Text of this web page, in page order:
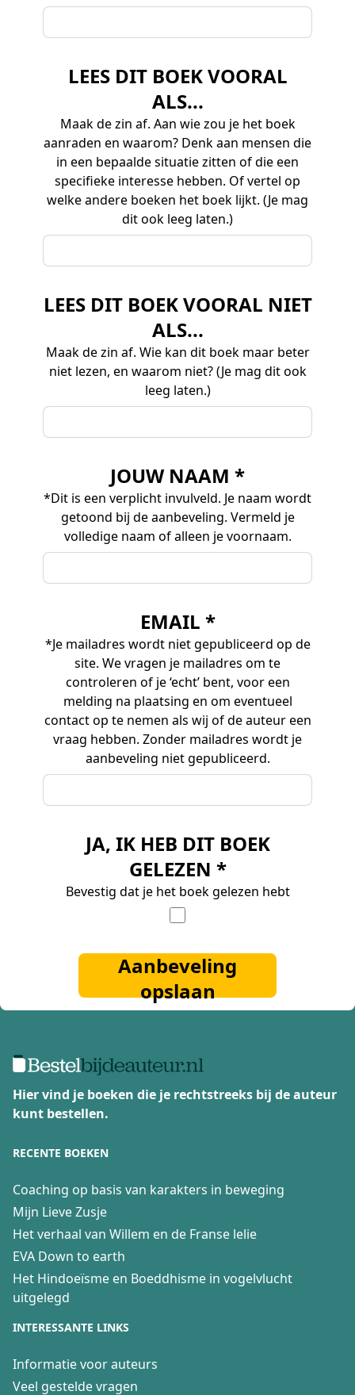
LEES DIT BOEK VOORAL
ALS...
Maak de zin af. Aan wie zou je het boek
aanraden en waarom? Denk aan mensen die
in een bepaalde situatie zitten of die een
specifieke interesse hebben. Of vertel op
welke andere boeken het boek lijkt. (Je mag
dit ook leeg laten.)
LEES DIT BOEK VOORAL NIET
ALS...
Maak de zin af. Wie kan dit boek maar beter
niet lezen, en waarom niet? (Je mag dit ook
leeg laten.)
JOUW NAAM *
*Dit is een verplicht invulveld. Je naam wordt
getoond bij de aanbeveling. Vermeld je
volledige naam of alleen je voornaam.
EMAIL *
*Je mailadres wordt niet gepubliceerd op de
site. We vragen je mailadres om te
controleren of je ‘echt’ bent, voor een
melding na plaatsing en om eventueel
contact op te nemen als wij of de auteur een
vraag hebben. Zonder mailadres wordt je
aanbeveling niet gepubliceerd.
JA, IK HEB DIT BOEK
GELEZEN *
Bevestig dat je het boek gelezen hebt
Aanbeveling
opslaan
Hier vind je boeken die je rechtstreeks bij de auteur
kunt bestellen.
RECENTE BOEKEN
Coaching op basis van karakters in beweging
Mijn Lieve Zusje
Het verhaal van Willem en de Franse lelie
EVA Down to earth
Het Hindoeïsme en Boeddhisme in vogelvlucht
uitgelegd
INTERESSANTE LINKS
Informatie voor auteurs
Veel gestelde vragen